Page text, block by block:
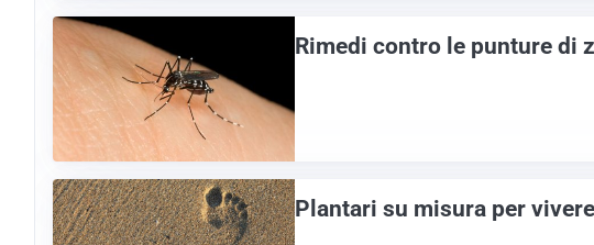
Rimedi contro le punture di
Plantari su misura per